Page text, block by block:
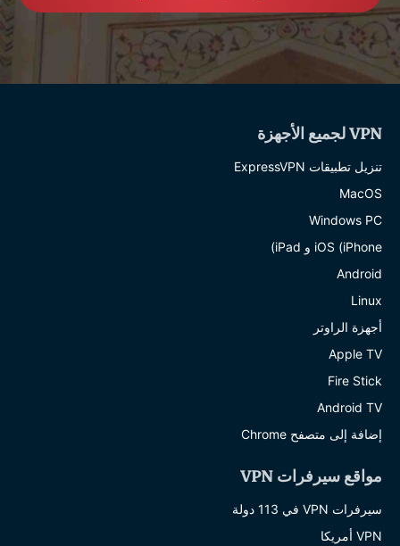
VPN لجميع الأجهزة
تنزيل تطبيقات ExpressVPN
MacOS
Windows PC
iOS (iPhone و iPad)
Android
Linux
أجهزة الراوتر
Apple TV
Fire Stick
Android TV
إضافة إلى متصفح Chrome
مواقع سيرفرات VPN
سيرفرات VPN في 113 دولة
VPN أمريكا